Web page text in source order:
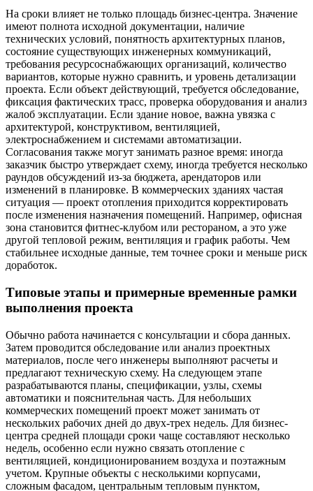
На сроки влияет не только площадь бизнес-центра. Значение
имеют полнота исходной документации, наличие
технических условий, понятность архитектурных планов,
состояние существующих инженерных коммуникаций,
требования ресурсоснабжающих организаций, количество
вариантов, которые нужно сравнить, и уровень детализации
проекта. Если объект действующий, требуется обследование,
фиксация фактических трасс, проверка оборудования и анализ
жалоб эксплуатации. Если здание новое, важна увязка с
архитектурой, конструктивом, вентиляцией,
электроснабжением и системами автоматизации.
Согласования также могут занимать разное время: иногда
заказчик быстро утверждает схему, иногда требуется несколько
раундов обсуждений из-за бюджета, арендаторов или
изменений в планировке. В коммерческих зданиях частая
ситуация — проект отопления приходится корректировать
после изменения назначения помещений. Например, офисная
зона становится фитнес-клубом или рестораном, а это уже
другой тепловой режим, вентиляция и график работы. Чем
стабильнее исходные данные, тем точнее сроки и меньше риск
доработок.
Типовые этапы и примерные временные рамки
выполнения проекта
Обычно работа начинается с консультации и сбора данных.
Затем проводится обследование или анализ проектных
материалов, после чего инженеры выполняют расчеты и
предлагают техническую схему. На следующем этапе
разрабатываются планы, спецификации, узлы, схемы
автоматики и пояснительная часть. Для небольших
коммерческих помещений проект может занимать от
нескольких рабочих дней до двух-трех недель. Для бизнес-
центра средней площади сроки чаще составляют несколько
недель, особенно если нужно связать отопление с
вентиляцией, кондиционированием воздуха и поэтажным
учетом. Крупные объекты с несколькими корпусами,
сложным фасадом, центральным тепловым пунктом,